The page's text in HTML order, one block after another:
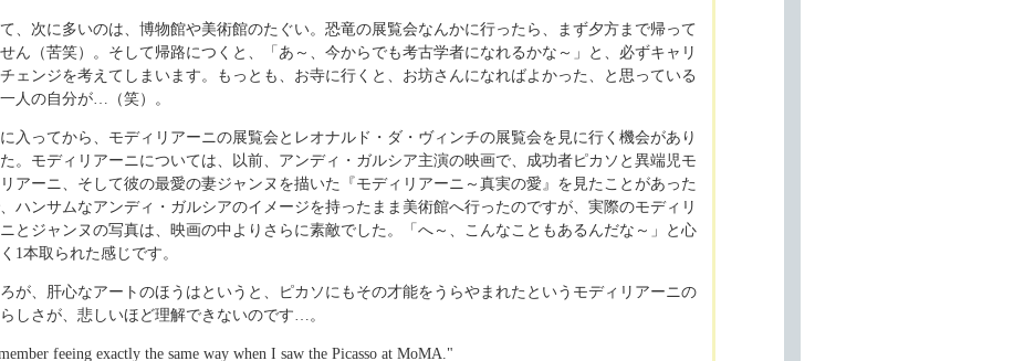
、次に多いのは、博物館や美術館のたぐい。恐竜の展覧会なんかに行ったら、まず夕方まで帰って
ん（苦笑）。そして帰路につくと、「あ～、今からでも考古学者になれるかな～」と、必ずキャリ
ェンジを考えてしまいます。もっとも、お寺に行くと、お坊さんになればよかった、と思っている
人の自分が…（笑）。
入ってから、モディリアーニの展覧会とレオナルド・ダ・ヴィンチの展覧会を見に行く機会があり
。モディリアーニについては、以前、アンディ・ガルシア主演の映画で、成功者ピカソと異端児モ
アーニ、そして彼の最愛の妻ジャンヌを描いた『モディリアーニ～真実の愛』を見たことがあった
ハンサムなアンディ・ガルシアのイメージを持ったまま美術館へ行ったのですが、実際のモディリ
とジャンヌの写真は、映画の中よりさらに素敵でした。「へ～、こんなこともあるんだな～」と心
1本取られた感じです。
が、肝心なアートのほうはというと、ピカソにもその才能をうらやまれたというモディリアーニの
しさが、悲しいほど理解できないのです…。
feeing exactly the same way when I saw the Picasso at MoMA."